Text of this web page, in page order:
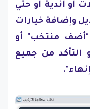
أو أندية أو حتي
وإضافة خيارات
منتخب" أو
التأكد من جميع